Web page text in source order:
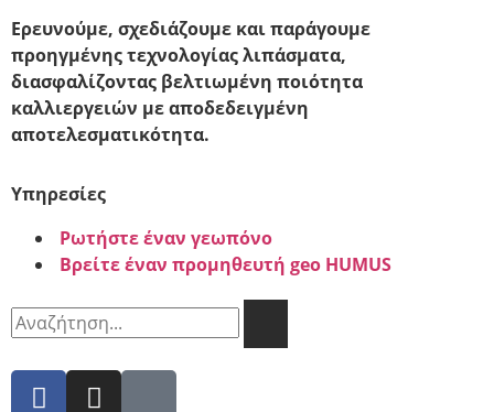
Ερευνούμε, σχεδιάζουμε και παράγουμε
προηγμένης τεχνολογίας λιπάσματα,
διασφαλίζοντας βελτιωμένη ποιότητα
καλλιεργειών με αποδεδειγμένη
αποτελεσματικότητα.
Υπηρεσίες
Ρωτήστε έναν γεωπόνο
Βρείτε έναν προμηθευτή geo HUMUS